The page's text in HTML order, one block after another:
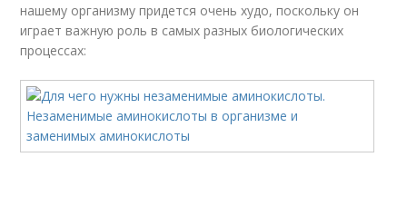
нашему организму придется очень худо, поскольку он
играет важную роль в самых разных биологических
процессах: